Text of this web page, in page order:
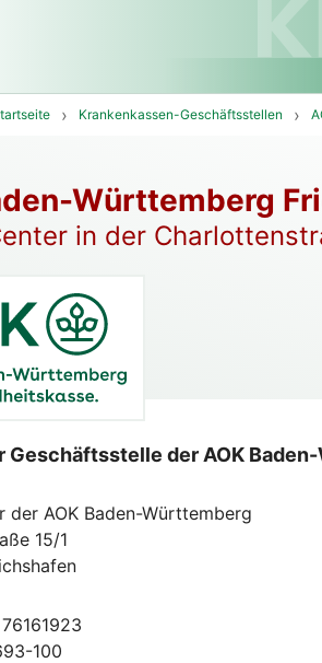
Krankenkassen-Geschäftsstellen
Württemberg
in der
Geschäftsstelle der AOK
der AOK Baden-Württemberg
15/1
100